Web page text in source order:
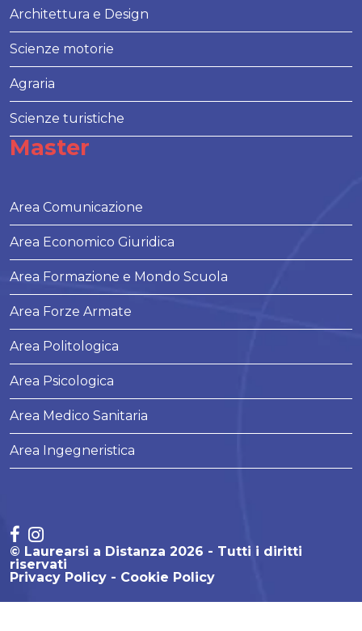
Architettura e Design
Scienze motorie
Agraria
Scienze turistiche
Master
Area Comunicazione
Area Economico Giuridica
Area Formazione e Mondo Scuola
Area Forze Armate
Area Politologica
Area Psicologica
Area Medico Sanitaria
Area Ingegneristica
© Laurearsi a Distanza 2026 - Tutti i diritti
riservati
Privacy Policy
Cookie Policy